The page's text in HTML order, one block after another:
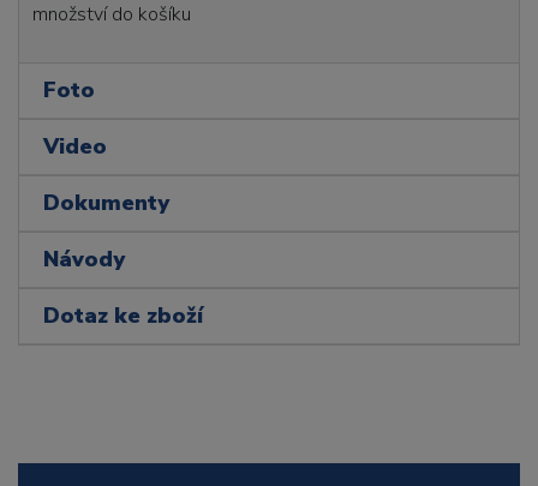
množství do košíku
Foto
Video
Dokumenty
Návody
Dotaz ke zboží